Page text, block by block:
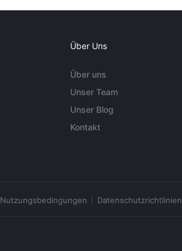
Über Uns
Über uns
Unser Team
Unser Blog
Kontakt
Nutzungsbedingungen Datenschutzrichtlinien